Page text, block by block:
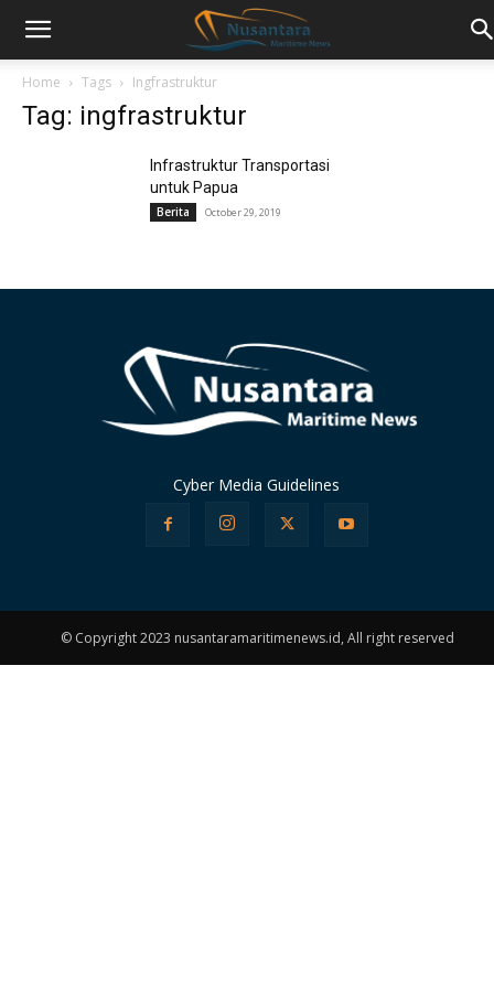
Home Tags Ingfrastruktur
Tag: ingfrastruktur
Infrastruktur Transportasi
untuk Papua
Berita October 29, 2019
Cyber Media Guidelines
© Copyright 2023 nusantaramaritimenews.id, All right reserved